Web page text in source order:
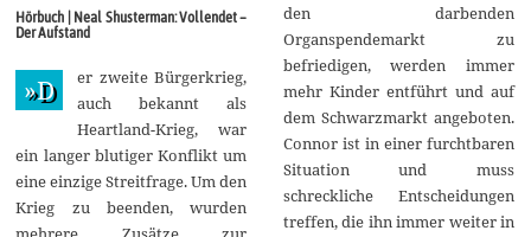
m
b
e
r
2
1
3
Hörbuch | Neal Shusterman: Vollendet –
Der Aufstand
»D
er zweite Bürgerkrieg,
auch bekannt als
Heartland-Krieg, war
ein langer blutiger Konflikt um
eine einzige Streitfrage. Um den
Krieg zu beenden, wurden
den darbenden
Organspendemarkt zu
befriedigen, werden immer
mehr Kinder entführt und auf
dem Schwarzmarkt angeboten.
Connor ist in einer furchtbaren
Situation und muss
schreckliche Entscheidungen
treffen, die ihn immer weiter in